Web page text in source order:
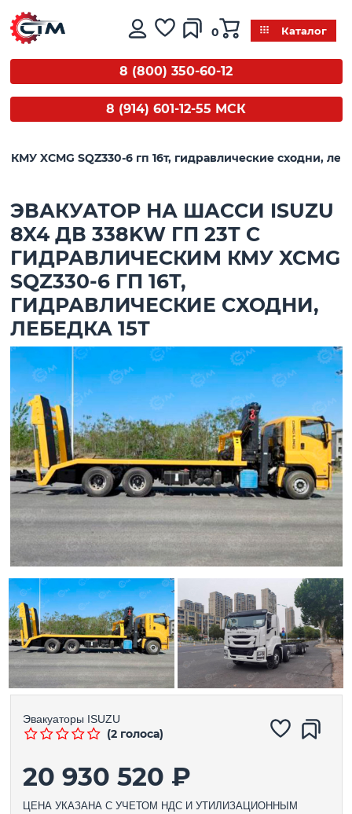
0 Каталог
8 (800) 350-60-12
8 (914) 601-12-55 МСК
XCMG SQZ330-6 гп 16т, гидравлические сходни,
ЭВАКУАТОР НА ШАССИ ISUZU
8X4 ДВ 338KW ГП 23Т С
ГИДРАВЛИЧЕСКИМ КМУ XCMG
SQZ330-6 ГП 16Т,
ГИДРАВЛИЧЕСКИЕ СХОДНИ,
ЛЕБЕДКА 15Т
Эвакуаторы ISUZU
(2 голоса)
20 930 520 ₽
ЦЕНА УКАЗАНА С УЧЕТОМ НДС И УТИЛИЗАЦИОННЫМ